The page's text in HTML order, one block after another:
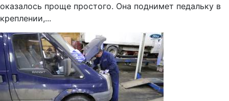
оказалось проще простого. Она поднимет педальку в
креплении,...